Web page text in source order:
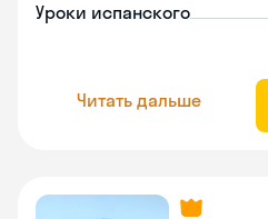
Уроки испанского
Читать дальше